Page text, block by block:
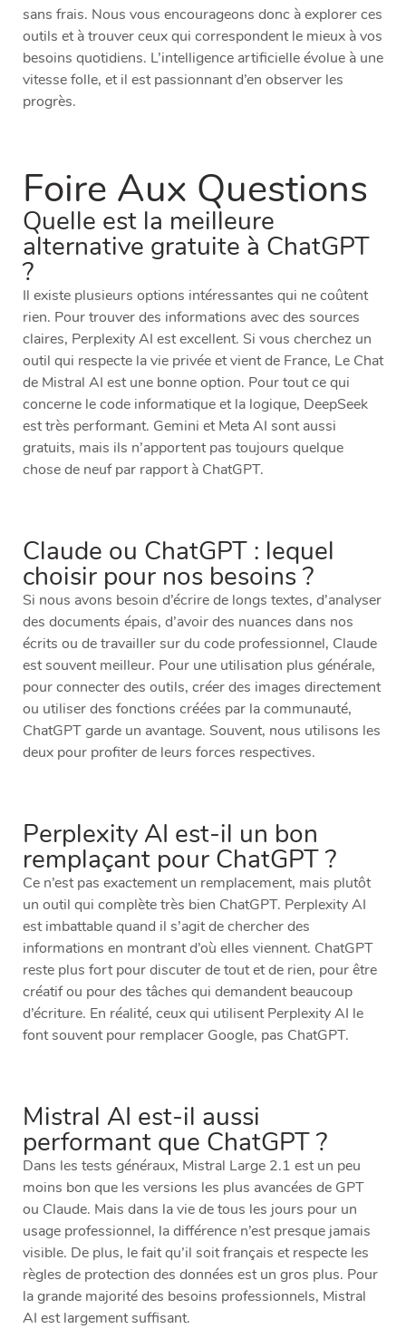
sans frais. Nous vous encourageons donc à explorer ces
outils et à trouver ceux qui correspondent le mieux à vos
besoins quotidiens. L’intelligence artificielle évolue à une
vitesse folle, et il est passionnant d’en observer les
progrès.
Foire Aux Questions
Quelle est la meilleure
alternative gratuite à ChatGPT
?
Il existe plusieurs options intéressantes qui ne coûtent
rien. Pour trouver des informations avec des sources
claires, Perplexity AI est excellent. Si vous cherchez un
outil qui respecte la vie privée et vient de France, Le Chat
de Mistral AI est une bonne option. Pour tout ce qui
concerne le code informatique et la logique, DeepSeek
est très performant. Gemini et Meta AI sont aussi
gratuits, mais ils n’apportent pas toujours quelque
chose de neuf par rapport à ChatGPT.
Claude ou ChatGPT : lequel
choisir pour nos besoins ?
Si nous avons besoin d’écrire de longs textes, d’analyser
des documents épais, d’avoir des nuances dans nos
écrits ou de travailler sur du code professionnel, Claude
est souvent meilleur. Pour une utilisation plus générale,
pour connecter des outils, créer des images directement
ou utiliser des fonctions créées par la communauté,
ChatGPT garde un avantage. Souvent, nous utilisons les
deux pour profiter de leurs forces respectives.
Perplexity AI est-il un bon
remplaçant pour ChatGPT ?
Ce n’est pas exactement un remplacement, mais plutôt
un outil qui complète très bien ChatGPT. Perplexity AI
est imbattable quand il s’agit de chercher des
informations en montrant d’où elles viennent. ChatGPT
reste plus fort pour discuter de tout et de rien, pour être
créatif ou pour des tâches qui demandent beaucoup
d’écriture. En réalité, ceux qui utilisent Perplexity AI le
font souvent pour remplacer Google, pas ChatGPT.
Mistral AI est-il aussi
performant que ChatGPT ?
Dans les tests généraux, Mistral Large 2.1 est un peu
moins bon que les versions les plus avancées de GPT
ou Claude. Mais dans la vie de tous les jours pour un
usage professionnel, la différence n’est presque jamais
visible. De plus, le fait qu’il soit français et respecte les
règles de protection des données est un gros plus. Pour
la grande majorité des besoins professionnels, Mistral
AI est largement suffisant.